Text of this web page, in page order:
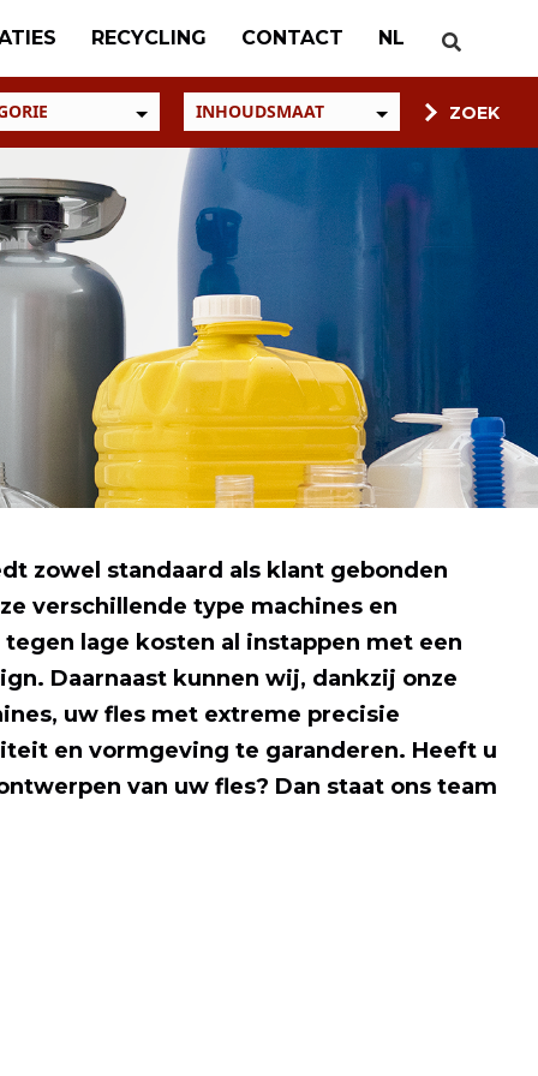
RECYCLING CONTACT NL
zowel standaard als klant gebonden
verschillende type machines en
lage kosten al instappen met een
Daarnaast kunnen wij, dankzij onze
uw fles met extreme precisie
en vormgeving te garanderen. Heeft u
van uw fles? Dan staat ons team